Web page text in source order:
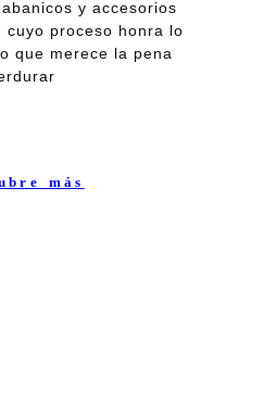
y accesorios
cuyo proceso honra lo
que merece la pena
más